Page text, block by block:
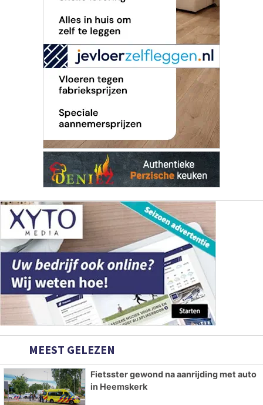
MEEST GELEZEN
Fietsster gewond na aanrijding met auto
in Heemskerk